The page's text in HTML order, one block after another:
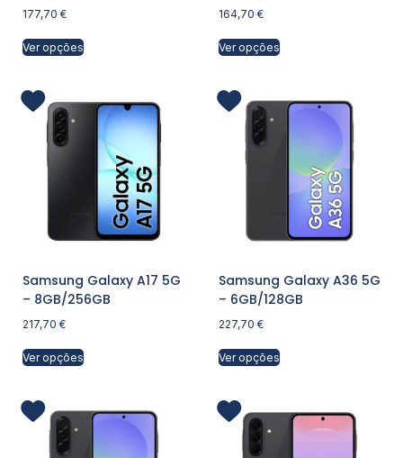
177,70 €
Ver opções
164,70 €
Ver opções
Samsung Galaxy A17 5G
– 8GB/256GB
217,70 €
Ver opções
Samsung Galaxy A36 5G
– 6GB/128GB
227,70 €
Ver opções